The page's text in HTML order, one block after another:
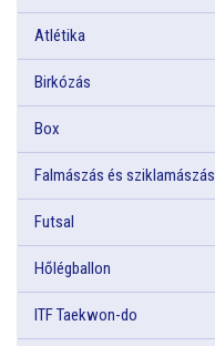
Atlétika
Birkózás
Box
Falmászás és sziklamászás
Futsal
Hőlégballon
ITF Taekwon-do